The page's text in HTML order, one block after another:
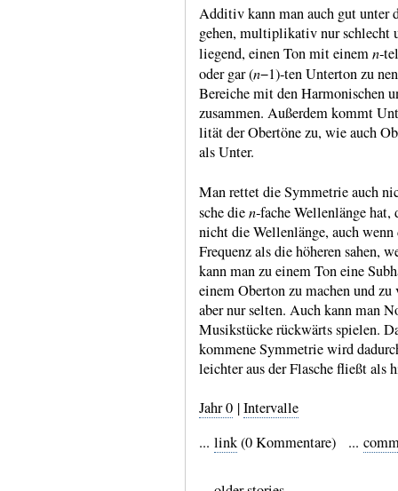
Additiv kann man auch gut unter
gehen, multipli­kativ nur schlecht
liegend, einen Ton mit einemn
oder gar (n−1)‑ten Unter­ton zu
Bereiche mit den Harmoni­schen
zusammen. Außerdem kommt
lität der Ober­töne zu, wie auch
als Unter.
Man rettet die Symmetrie auch
sche dien‑fache Wellen­länge
nicht die Wellen­länge, auch
Frequenz als die höhe­ren sahen,
kann man zu einem Ton eine
einem Oberton zu machen und
aber nur selten. Auch kann man
Musik­stücke rück­wärts spielen.
kommene Symme­trie wird
leichter aus der Flasche fließt als
Jahr 0 |Intervalle
... link(0 Kommentare) ...